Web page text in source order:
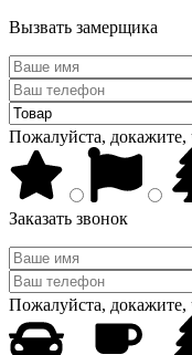
Вызвать замерщика
Пожалуйста, докажите,
Заказать звонок
Пожалуйста, докажите,